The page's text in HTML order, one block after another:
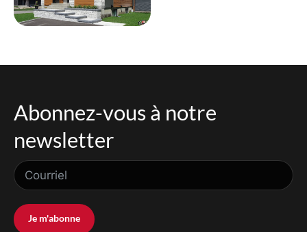
Abonnez-vous à notre
newsletter
Je m'abonne